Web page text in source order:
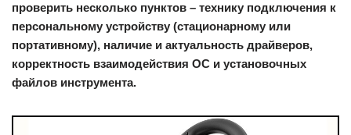
проверить несколько пунктов – технику подключения к
персональному устройству (стационарному или
портативному), наличие и актуальность драйверов,
корректность взаимодействия ОС и установочных
файлов инструмента.